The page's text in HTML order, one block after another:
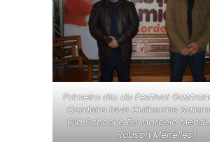
Primeiro dia do Festival
Cordeiro teve Guilherme
Old School e DJ Marcelo
Robson Meirelles)